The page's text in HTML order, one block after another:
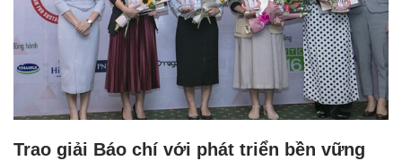
Trao giải Báo chí với phát triển bền vững